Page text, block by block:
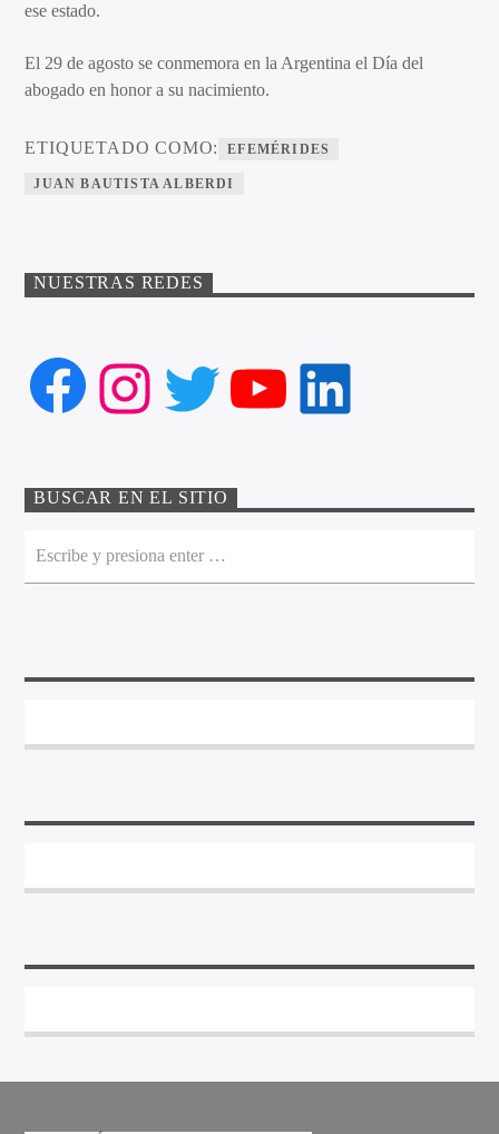
ese estado.
El 29 de agosto se conmemora en la Argentina el Día del
abogado en honor a su nacimiento.
ETIQUETADO COMO: EFEMÉRIDES
JUAN BAUTISTA ALBERDI
NUESTRAS REDES
Facebook
Instagram
Twitter
YouTube
LinkedIn
BUSCAR EN EL SITIO